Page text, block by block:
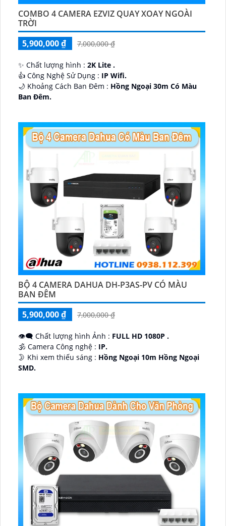
COMBO 4 CAMERA EZVIZ QUAY XOAY NGOÀI
TRỜI
5,900,000 ₫
7,000,000 ₫
✨ Chất lượng hình : 2K Lite .
👍 Công Nghệ Sử Dụng : IP Wifi.
🌙 Khoảng Cách Ban Đêm : Hồng Ngoại 30m Có Màu
Ban Ðêm.
BỘ 4 CAMERA DAHUA DH-P3AS-PV CÓ MÀU
BAN ĐÊM
5,900,000 ₫
7,000,000 ₫
👁️‍🗨 Chất lượng hình Ảnh : FULL HD 1080P .
🕉️ Camera Công nghệ : IP.
🌛 Khi xem thiếu sáng : Hồng Ngoại 10m Hồng Ngoại
SMD.